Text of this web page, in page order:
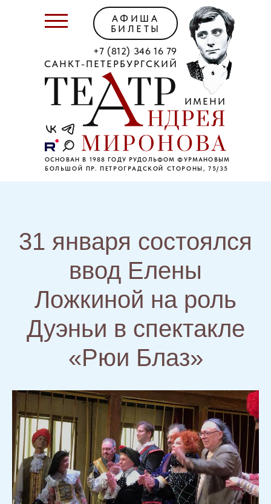
САНКТ-ПЕТЕРБУРГСКИЙ
ИМЕНИ
ОСНОВАН В 1988 ГОДУ РУДОЛЬФОМ ФУРМАНОВЫМ
+7 (812) 346 16 79
БОЛЬШОЙ ПР. ПЕТРОГРАДСКОЙ СТОРОНЫ, 75/35
АФИША
БИЛЕТЫ
31 января состоялся
ввод Елены
Ложкиной на роль
Дуэньи в спектакле
«Рюи Блаз»